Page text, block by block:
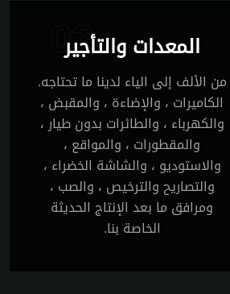
03
المعدات والتأجير
من الألف إلى الياء لدينا ما تحتاجه.
الكاميرات ، والإضاءة ، والمقبض ،
والكهرباء ، والطائرات بدون طيار ،
والمقطورات ، والمواقع ،
والاستوديو ، والشاشة الخضراء ،
والتصاريح والترخيص ، والصب ،
ومرافق ما بعد الإنتاج الحديثة
الخاصة بنا.